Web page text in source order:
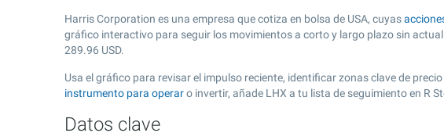
Harris Corporation es una empresa que cotiza en bolsa de USA, cuyas
gráfico interactivo para seguir los movimientos a corto y largo plazo sin
289.96 USD.
Usa el gráfico para revisar el impulso reciente, identificar zonas clave de
instrumento para operaro invertir, añade LHX a tu lista de seguimiento en R
Datos clave